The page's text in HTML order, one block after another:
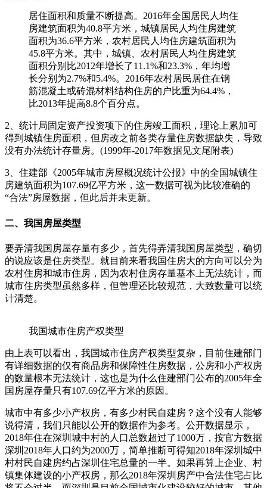
居住面积和质量不断提高。2016年全国居民人均住
房建筑面积为40.8平方米，城镇居民人均住房建筑
面积为36.6平方米，农村居民人均住房建筑面积为
45.8平方米。其中，城镇、农村居民人均住房建筑
面积分别比2012年增长了11.1%和23.3%，年均增
长分别为2.7%和5.4%。2016年农村居民居住在钢
筋混凝土或砖混材料结构住房的户比重为64.4%，
比2013年提高8.8个百分点。
2、统计局固定资产投资项下的住房竣工面积，理论上累加可
得到城镇住房面积，但房改之前各类存量住房数据缺失，导致
没有办法统计存量房。(1999年-2017年数据见文尾附表)
3、住建部《2005年城市房屋概况统计公报》中的全国城镇住
房建筑面积为107.69亿平方米，这一数据可视为比较准确的
“合法”房屋数据，但此后并未更新。
二、我国房屋类型
要弄清我国房屋存量有多少，首先得弄清我国房屋类型，确切
的说应该是住房类型。就目前来看我国住房大的方向可以分为
农村住房和城市住房，因为农村住房存量基本上无法统计，而
城市住房类型虽然多样，但管理还比较规范，大致数量可以统
计清楚。
我国城市住房产权类型
由上表可以看出，我国城市住房产权类型复杂，目前住建部门
有详细数据的仅有商品房和保障性住房数据，公房和小产权房
的数量根本无法统计，这也是为什么住建部门公布的2005年全
国房屋存量只有107.69亿平方米的原因。
城市中有多少小产权房，有多少村民自建房？这个没有人能够
说得清，我们只能以公开的数据作为参考。公开数据显示，
2018年住在深圳城中村的人口总数超过了1000万，按官方数据
深圳2018年人口约为2000万，简单推断可得知2018年深圳城中
村村民自建房约占深圳住宅总量的一半。如果再算上企业、村
镇集体建设的小产权房，那么2018年深圳房产中合法住宅占比